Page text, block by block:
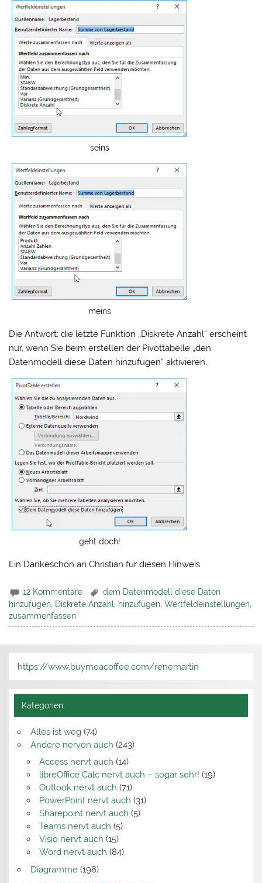
seins
meins
Die Antwort: die letzte Funktion „Diskrete Anzahl“ erscheint
nur, wenn Sie beim erstellen der Pivottabelle „den
Datenmodell diese Daten hinzufügen“ aktivieren.
geht doch!
Ein Dankeschön an Christian für diesen Hinweis.
12 Kommentare
dem Datenmodell diese Daten
hinzufügen, Diskrete Anzahl, hinzufügen,Wertfeldeinstellungen,
zusammenfassen
https://www.buymeacoffee.com/renemartin
Kategorien
Alles ist weg(74)
Andere nerven auch (243)
Access nervt auch (14)
libreOffice Calc nervt auch – sogar sehr! (19)
Outlook nervt auch (71)
PowerPoint nervt auch (31)
Sharepoint nervt auch (5)
Teams nervt auch (5)
Visio nervt auch (15)
Word nervt auch (84)
Diagramme(196)